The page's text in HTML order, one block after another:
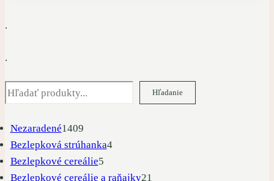
.
.
Hľadať Hľadanie
Nezaradené14091409
produktov
Bezlepková strúhanka44
Bezlepkové cereálie55
produktov
Bezlepkové cereálie a raňajky21